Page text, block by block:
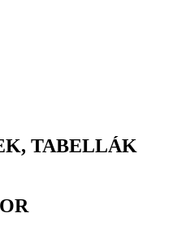
TABELLÁK